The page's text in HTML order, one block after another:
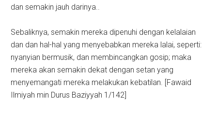
dan semakin jauh darinya..
Sebaliknya, semakin mereka dipenuhi dengan kelalaian
dan dan hal-hal yang menyebabkan mereka lalai, seperti:
nyanyian bermusik, dan membincangkan gosip; maka
mereka akan semakin dekat dengan setan yang
menyemangati mereka melakukan kebatilan. [Fawaid
Ilmiyah min Durus Baziyyah 1/142]